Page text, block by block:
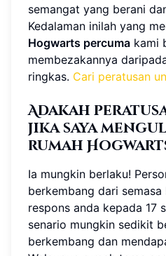
semangat yang berani
Kedalaman inilah yang
Hogwarts percuma kami
membezakannya
ringkas. Cari peratusan
Adakah
jika saya
rumah
Ia mungkin berlaku!
berkembang dari semasa
respons anda kepada 17
senario mungkin sedikit
berkembang dan